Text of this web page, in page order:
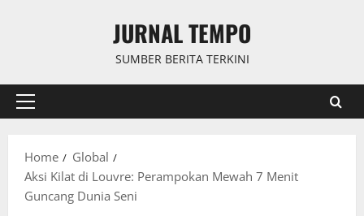
JURNAL TEMPO
SUMBER BERITA TERKINI
Primary
Home
Global
Aksi Kilat di Louvre: Perampokan Mewah 7 Menit
Guncang Dunia Seni